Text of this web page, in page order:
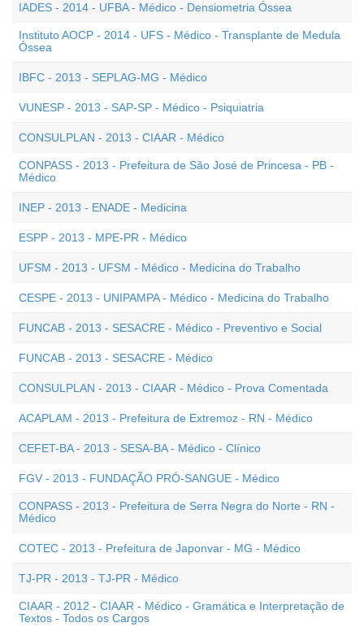
IADES - 2014 - UFBA - Médico - Densiometria Óssea
Instituto AOCP - 2014 - UFS - Médico - Transplante de Medula
Óssea
IBFC - 2013 - SEPLAG-MG - Médico
VUNESP - 2013 - SAP-SP - Médico - Psiquiatria
CONSULPLAN - 2013 - CIAAR - Médico
CONPASS - 2013 - Prefeitura de São José de Princesa - PB -
Médico
INEP - 2013 - ENADE - Medicina
ESPP - 2013 - MPE-PR - Médico
UFSM - 2013 - UFSM - Médico - Medicina do Trabalho
CESPE - 2013 - UNIPAMPA - Médico - Medicina do Trabalho
FUNCAB - 2013 - SESACRE - Médico - Preventivo e Social
FUNCAB - 2013 - SESACRE - Médico
CONSULPLAN - 2013 - CIAAR - Médico - Prova Comentada
ACAPLAM - 2013 - Prefeitura de Extremoz - RN - Médico
CEFET-BA - 2013 - SESA-BA - Médico - Clínico
FGV - 2013 - FUNDAÇÃO PRÓ-SANGUE - Médico
CONPASS - 2013 - Prefeitura de Serra Negra do Norte - RN -
Médico
COTEC - 2013 - Prefeitura de Japonvar - MG - Médico
TJ-PR - 2013 - TJ-PR - Médico
CIAAR - 2012 - CIAAR - Médico - Gramática e Interpretação de
Textos - Todos os Cargos